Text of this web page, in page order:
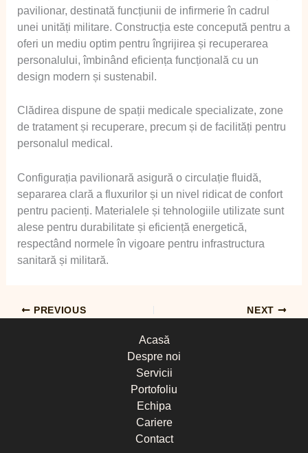
pavilionar, destinată funcțiunii de infirmerie în cadrul
unei unități militare. Construcția este concepută pentru a
oferi un mediu optim pentru îngrijirea și recuperarea
personalului, îmbinând eficiența funcțională cu un
design modern și sustenabil.
Clădirea dispune de spații medicale specializate, zone
de tratament și recuperare, precum și de facilități pentru
personalul medical.
Configurația pavilionară asigură o circulație fluidă,
separarea clară a fluxurilor și un nivel ridicat de confort
pentru pacienți. Materialele și tehnologiile utilizate sunt
alese pentru durabilitate și eficiență energetică,
respectând normele în vigoare pentru infrastructura
sanitară și militară.
PREVIOUS NEXT
Acasă
Despre noi
Servicii
Portofoliu
Echipa
Cariere
Contact